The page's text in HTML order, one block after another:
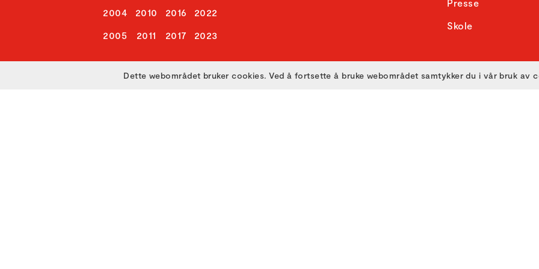
2004
2005
2010
2011
2016
2017
2022
2023
Presse
Skole
Dette webområdet bruker cookies. Ved å fortsette å bruke webområdet samtykker du i vår bruk av